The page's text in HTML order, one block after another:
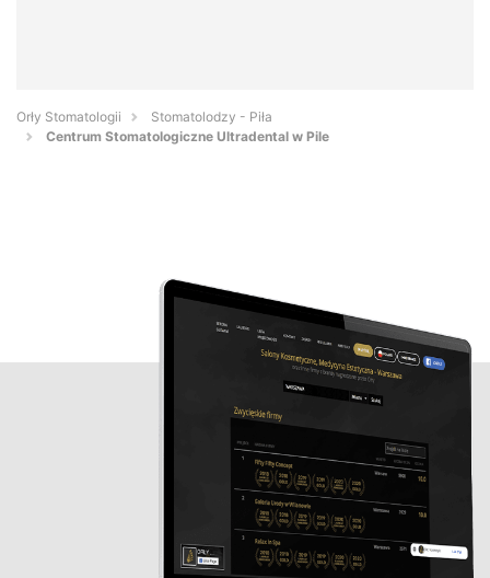
Orły Stomatologii
Stomatolodzy - Piła
Centrum Stomatologiczne Ultradental w Pile